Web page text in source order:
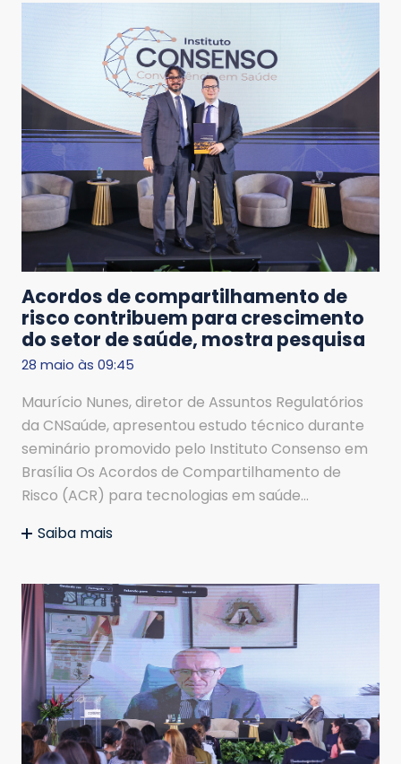
Acordos de compartilhamento de
risco contribuem para crescimento
do setor de saúde, mostra pesquisa
28 maio às 09:45
Maurício Nunes, diretor de Assuntos Regulatórios
da CNSaúde, apresentou estudo técnico durante
seminário promovido pelo Instituto Consenso em
Brasília Os Acordos de Compartilhamento de
Risco (ACR) para tecnologias em saúde…
Saiba mais